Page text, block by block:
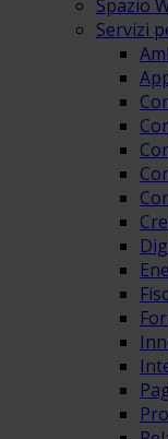
Spazio
Servizi